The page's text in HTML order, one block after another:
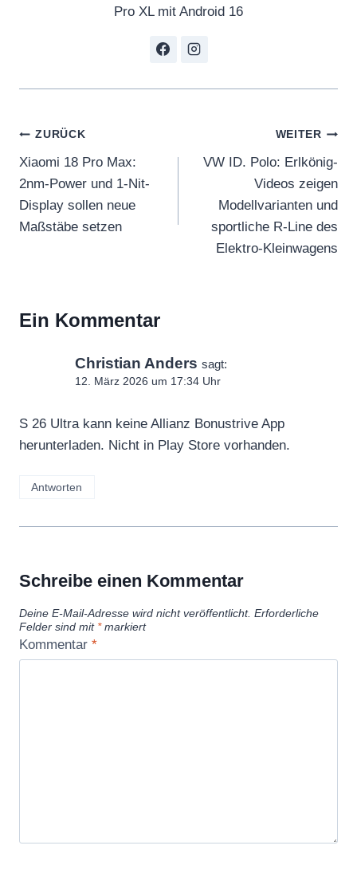
Pro XL mit Android 16
Beitragsnavigation
ZURÜCK
Xiaomi 18 Pro Max:
2nm-Power und 1-Nit-
Display sollen neue
Maßstäbe setzen
WEITER
VW ID. Polo: Erlkönig-
Videos zeigen
Modellvarianten und
sportliche R-Line des
Elektro-Kleinwagens
Ein Kommentar
Christian Anders sagt:
12. März 2026 um 17:34 Uhr
S 26 Ultra kann keine Allianz Bonustrive App
herunterladen. Nicht in Play Store vorhanden.
Antworten
Schreibe einen Kommentar
Deine E-Mail-Adresse wird nicht veröffentlicht. Erforderliche
Felder sind mit *markiert
Kommentar *